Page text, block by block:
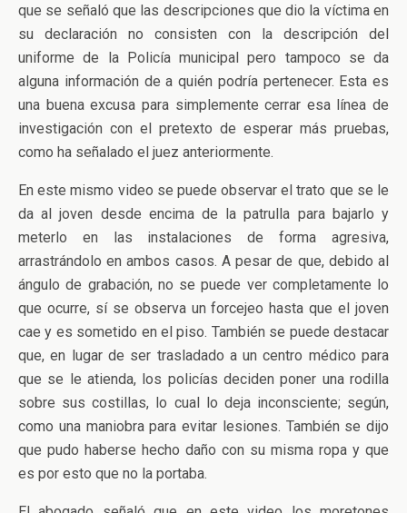
que se señaló que las descripciones que dio la víctima en
su declaración no consisten con la descripción del
uniforme de la Policía municipal pero tampoco se da
alguna información de a quién podría pertenecer. Esta es
una buena excusa para simplemente cerrar esa línea de
investigación con el pretexto de esperar más pruebas,
como ha señalado el juez anteriormente.
En este mismo video se puede observar el trato que se le
da al joven desde encima de la patrulla para bajarlo y
meterlo en las instalaciones de forma agresiva,
arrastrándolo en ambos casos. A pesar de que, debido al
ángulo de grabación, no se puede ver completamente lo
que ocurre, sí se observa un forcejeo hasta que el joven
cae y es sometido en el piso. También se puede destacar
que, en lugar de ser trasladado a un centro médico para
que se le atienda, los policías deciden poner una rodilla
sobre sus costillas, lo cual lo deja inconsciente; según,
como una maniobra para evitar lesiones. También se dijo
que pudo haberse hecho daño con su misma ropa y que
es por esto que no la portaba.